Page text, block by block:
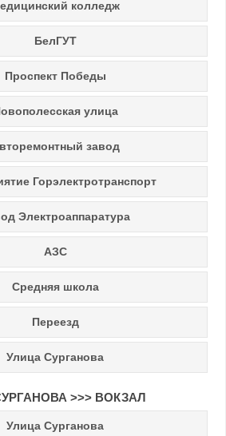
колледж
БелГУТ
Проспект Победы
улица
завод
Горэлектротранспорт
Электроаппаратура
АЗС
Средняя школа
Переезд
Улица Сурганова
>>> ВОКЗАЛ
Улица Сурганова